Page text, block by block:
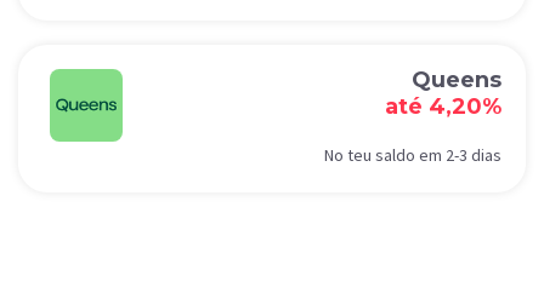
Queens
até 4,20%
No teu saldo em 2-3 dias